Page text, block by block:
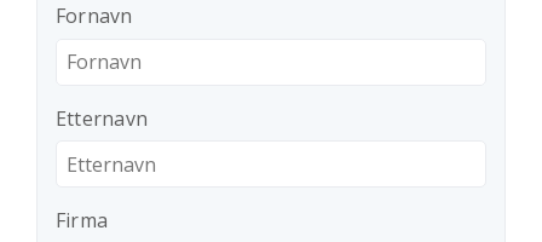
Fornavn
Etternavn
Firma